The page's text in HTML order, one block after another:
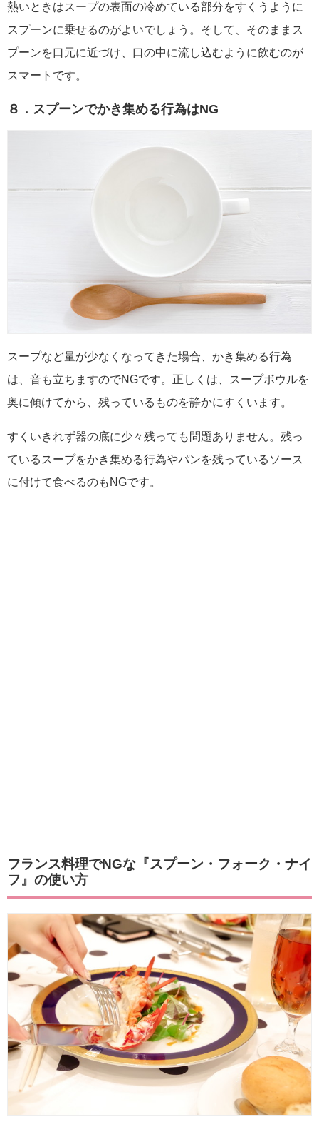
熱いときはスープの表面の冷めている部分をすくうように
スプーンに乗せるのがよいでしょう。そして、そのままス
プーンを口元に近づけ、口の中に流し込むように飲むのが
スマートです。
８．スプーンでかき集める行為はNG
スープなど量が少なくなってきた場合、かき集める行為
は、音も立ちますのでNGです。正しくは、スープボウルを
奥に傾けてから、残っているものを静かにすくいます。
すくいきれず器の底に少々残っても問題ありません。残っ
ているスープをかき集める行為やパンを残っているソース
に付けて食べるのもNGです。
フランス料理でNGな『スプーン・フォーク・ナイ
フ』の使い方